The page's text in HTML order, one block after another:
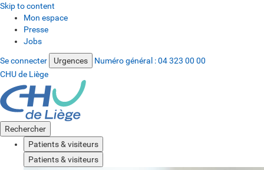
Skip to content
Mon espace
Presse
Jobs
Se connecter Urgences Numéro général :04 323 00 00
CHU de Liège
Rechercher
Patients & visiteurs
Patients & visiteurs